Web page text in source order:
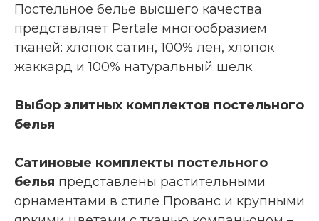
Постельное белье высшего качества
представляет Pertale многообразием
тканей: хлопок сатин, 100% лен, хлопок
жаккард и 100% натуральный шелк.
Выбор элитных комплектов постельного
белья
Сатиновые комплекты постельного
белья представлены растительными
орнаментами в стиле Прованс и крупными